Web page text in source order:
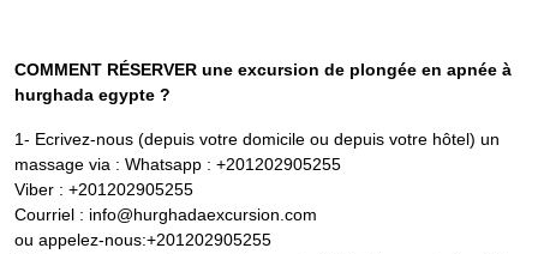
COMMENT RÉSERVER une excursion de plongée en apnée à
hurghada egypte ?
1- Ecrivez-nous (depuis votre domicile ou depuis votre hôtel) un
massage via : Whatsapp : +201202905255
Viber : +201202905255
Courriel : info@hurghadaexcursion.com
ou appelez-nous:+201202905255